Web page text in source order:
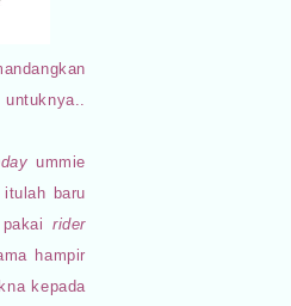
ummie
baru
rider
hampir
kepada